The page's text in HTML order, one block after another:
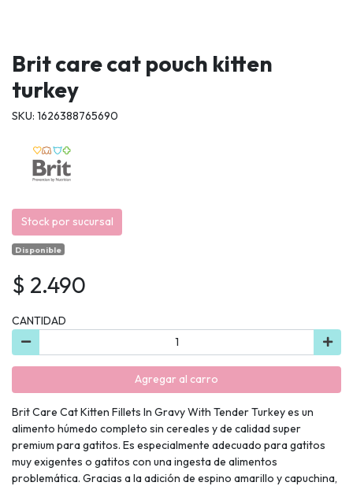
Brit care cat pouch kitten
turkey
SKU: 1626388765690
Stock por sucursal
Disponible
$ 2.490
CANTIDAD
Agregar al carro
Brit Care Cat Kitten Fillets In Gravy With Tender Turkey es un
alimento húmedo completo sin cereales y de calidad super
premium para gatitos. Es especialmente adecuado para gatitos
muy exigentes o gatitos con una ingesta de alimentos
problemática. Gracias a la adición de espino amarillo y capuchina,